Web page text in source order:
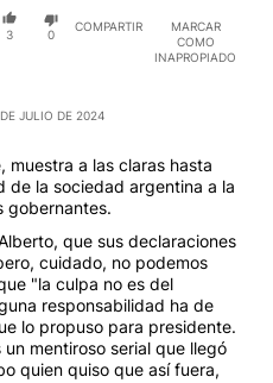
3 0
COMPARTIR
MARCAR
COMO
INAPROPIADO
JULIO DE 2024
muestra a las claras hasta
de la sociedad argentina a la
gobernantes.
que sus declaraciones
cuidado, no podemos
"la culpa no es del
responsabilidad ha de
lo propuso para presidente.
mentiroso serial que llegó
quien quiso que así fuera,